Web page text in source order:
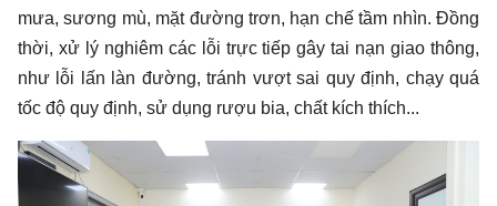
mưa, sương mù, mặt đường trơn, hạn chế tầm nhìn. Đồng
thời, xử lý nghiêm các lỗi trực tiếp gây tai nạn giao thông,
như lỗi lấn làn đường, tránh vượt sai quy định, chạy quá
tốc độ quy định, sử dụng rượu bia, chất kích thích...